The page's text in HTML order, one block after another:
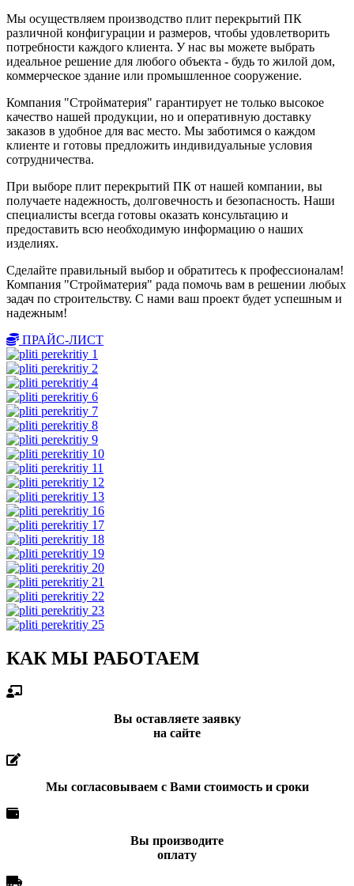
Мы осуществляем производство плит перекрытий ПК
различной конфигурации и размеров, чтобы удовлетворить
потребности каждого клиента. У нас вы можете выбрать
идеальное решение для любого объекта - будь то жилой дом,
коммерческое здание или промышленное сооружение.
Компания "Стройматерия" гарантирует не только высокое
качество нашей продукции, но и оперативную доставку
заказов в удобное для вас место. Мы заботимся о каждом
клиенте и готовы предложить индивидуальные условия
сотрудничества.
При выборе плит перекрытий ПК от нашей компании, вы
получаете надежность, долговечность и безопасность. Наши
специалисты всегда готовы оказать консультацию и
предоставить всю необходимую информацию о наших
изделиях.
Сделайте правильный выбор и обратитесь к профессионалам!
Компания "Стройматерия" рада помочь вам в решении любых
задач по строительству. С нами ваш проект будет успешным и
надежным!
ПРАЙС-ЛИСТ
КАК МЫ РАБОТАЕМ
Вы оставляете заявку
на сайте
Мы согласовываем с Вами стоимость и сроки
Вы производите
оплату